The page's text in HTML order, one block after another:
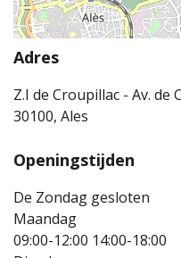
Adres
Z.I de Croupillac - Av. de
30100, Ales
Openingstijden
De Zondag gesloten
Maandag
09:00-12:00 14:00-18:00